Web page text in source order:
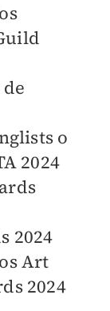
o
2024
2024
Art
2024